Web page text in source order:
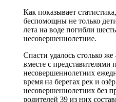
Как показывает
беспомощны не только
лета на воде погибли
несовершеннолетние.
Спасти удалось столько
вместе с
несовершеннолетних
время на берегах рек и
несовершеннолетних без
родителей 39 из них